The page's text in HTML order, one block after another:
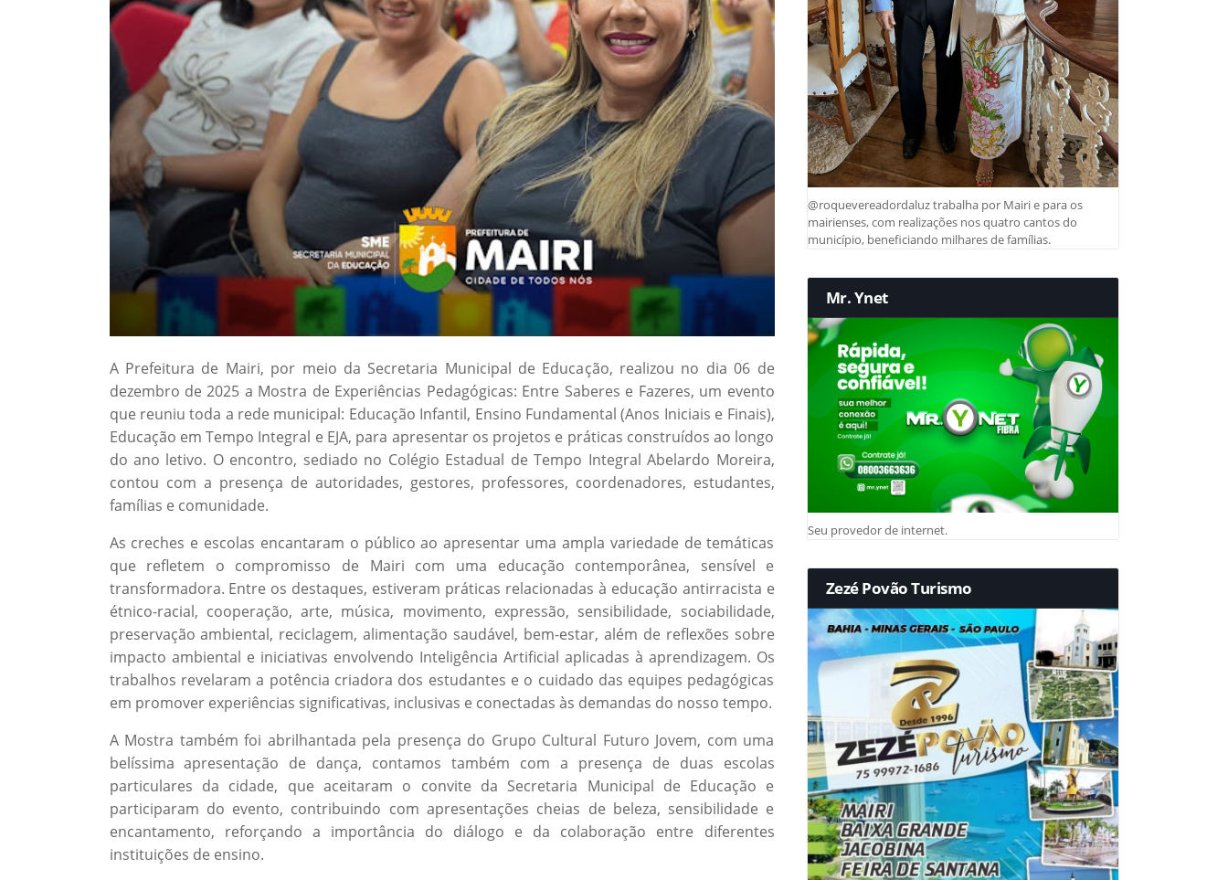
A Prefeitura de Mairi, por meio da Secretaria Municipal de Educação, realizou no dia 06 de
dezembro de 2025 a Mostra de Experiências Pedagógicas: Entre Saberes e Fazeres, um evento
que reuniu toda a rede municipal: Educação Infantil, Ensino Fundamental (Anos Iniciais e Finais),
Educação em Tempo Integral e EJA, para apresentar os projetos e práticas construídos ao longo
do ano letivo. O encontro, sediado no Colégio Estadual de Tempo Integral Abelardo Moreira,
contou com a presença de autoridades, gestores, professores, coordenadores, estudantes,
famílias e comunidade.
As creches e escolas encantaram o público ao apresentar uma ampla variedade de temáticas
que refletem o compromisso de Mairi com uma educação contemporânea, sensível e
transformadora. Entre os destaques, estiveram práticas relacionadas à educação antirracista e
étnico-racial, cooperação, arte, música, movimento, expressão, sensibilidade, sociabilidade,
preservação ambiental, reciclagem, alimentação saudável, bem-estar, além de reflexões sobre
impacto ambiental e iniciativas envolvendo Inteligência Artificial aplicadas à aprendizagem. Os
trabalhos revelaram a potência criadora dos estudantes e o cuidado das equipes pedagógicas
em promover experiências significativas, inclusivas e conectadas às demandas do nosso tempo.
A Mostra também foi abrilhantada pela presença do Grupo Cultural Futuro Jovem, com uma
belíssima apresentação de dança, contamos também com a presença de duas escolas
particulares da cidade, que aceitaram o convite da Secretaria Municipal de Educação e
participaram do evento, contribuindo com apresentações cheias de beleza, sensibilidade e
encantamento, reforçando a importância do diálogo e da colaboração entre diferentes
instituições de ensino.
@roquevereadordaluz trabalha por Mairi e para os
mairienses, com realizações nos quatro cantos do
município, beneficiando milhares de famílias.
Mr. Ynet
Seu provedor de internet.
Zezé Povão Turismo